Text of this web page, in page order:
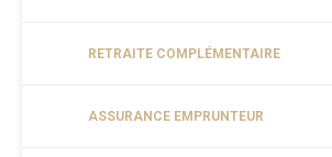
RETRAITE COMPLÉMENTAIRE
ASSURANCE EMPRUNTEUR